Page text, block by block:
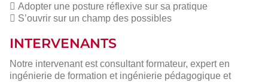
 Adopter une posture réflexive sur sa pratique
 S’ouvrir sur un champ des possibles
INTERVENANTS
Notre intervenant est consultant formateur, expert en
ingénierie de formation et ingénierie pédagogique et